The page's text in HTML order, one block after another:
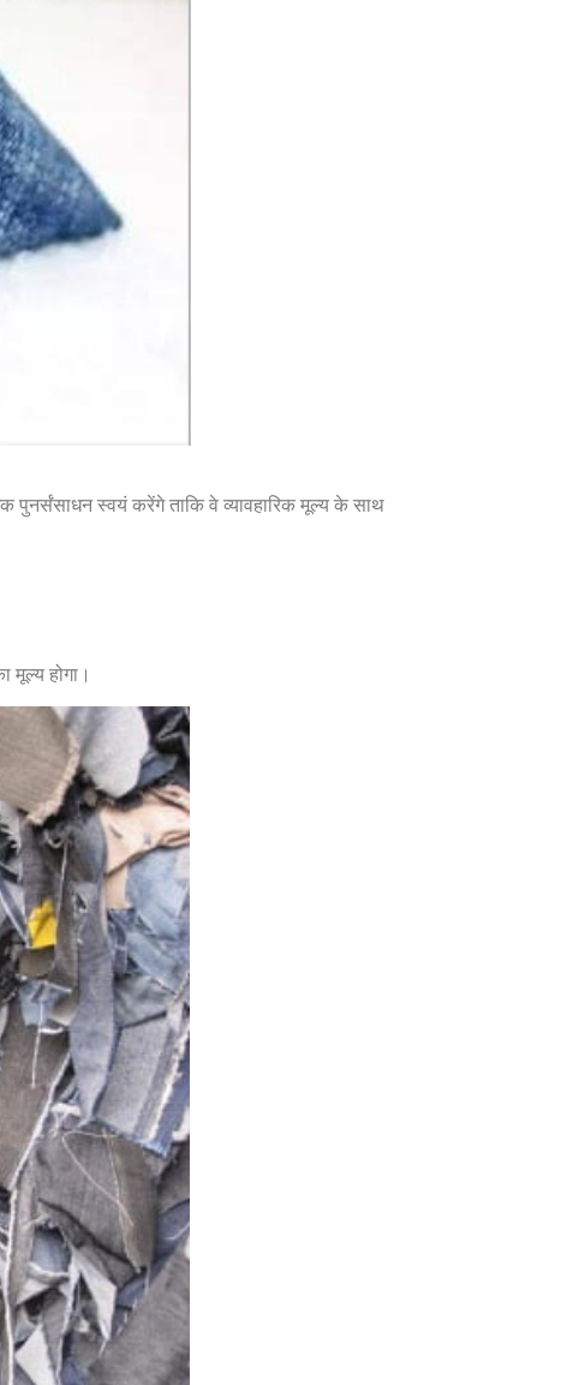
स्वयं करेंगे ताकि वे व्यावहारिक मूल्य के साथ
होगा।